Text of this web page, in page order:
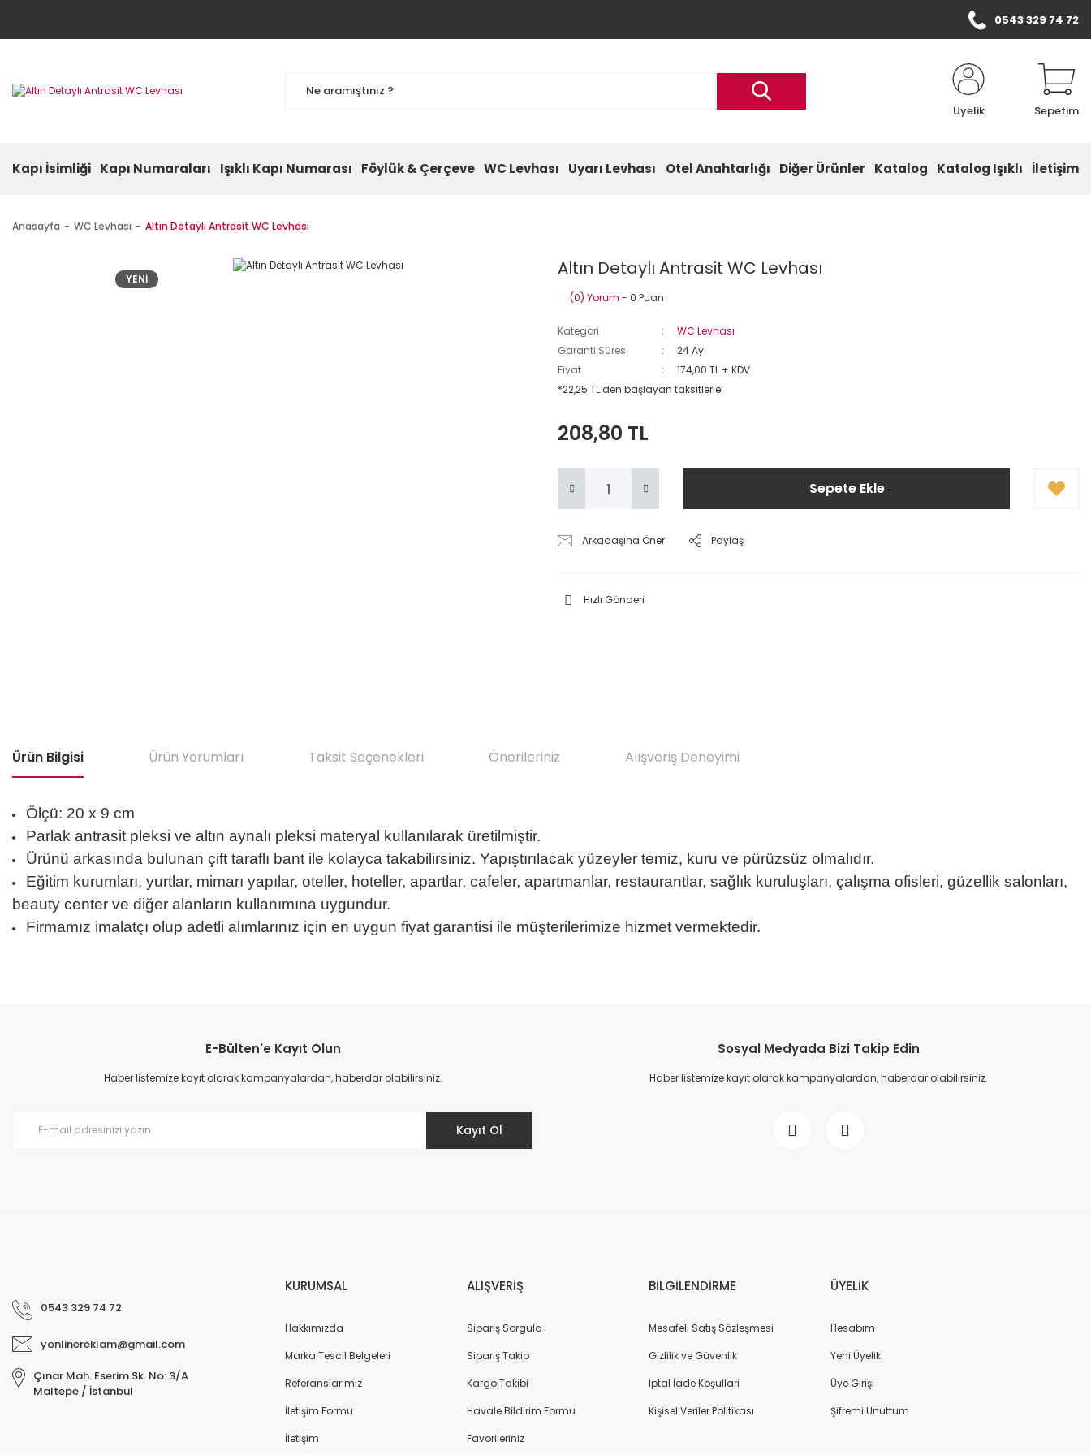
0543 329 74 72
Üyelik Sepetim
Kapı İsimliği Kapı Numaraları Işıklı Kapı Numarası Föylük & Çerçeve WC Levhası Uyarı Levhası Otel Anahtarlığı Diğer Ürünler Katalog Katalog Işıklı İletişim
Anasayfa WC Levhası Altın Detaylı Antrasit WC Levhası
YENİ Altın Detaylı Antrasit WC Levhası
(0) Yorum - 0 Puan
Kategori
WC Levhası
Garanti Süresi
24 Ay
Fiyat
174,00 TL + KDV
*22,25 TL den başlayan taksitlerle!
208,80 TL
Sepete Ekle
Arkadaşına Öner Paylaş
Hızlı Gönderi
Ürün Bilgisi Ürün Yorumları Taksit Seçenekleri Önerileriniz Alışveriş Deneyimi
Ölçü: 20 x 9 cm
Parlak antrasit pleksi ve altın aynalı pleksi materyal kullanılarak üretilmiştir.
Ürünü arkasında bulunan çift taraflı bant ile kolayca takabilirsiniz. Yapıştırılacak yüzeyler temiz, kuru ve pürüzsüz olmalıdır.
Eğitim kurumları, yurtlar, mimarı yapılar, oteller, hoteller, apartlar, cafeler, apartmanlar, restaurantlar, sağlık kuruluşları, çalışma ofisleri, güzellik salonları,
beauty center ve diğer alanların kullanımına uygundur.
Firmamız imalatçı olup adetli alımlarınız için en uygun fiyat garantisi ile müşterilerimize hizmet vermektedir.
Ürün resmi kalitesiz, bozuk veya görüntülenemiyor.
Ürün açıklamasında eksik bilgiler bulunuyor.
E-Bülten'e Kayıt Olun
Haber listemize kayıt olarak kampanyalardan, haberdar olabilirsiniz.
Kayıt Ol
Sosyal Medyada Bizi Takip Edin
Haber listemize kayıt olarak kampanyalardan, haberdar olabilirsiniz.
0543 329 74 72
yonlinereklam@gmail.com
Çınar Mah. Eserim Sk. No: 3/A
Maltepe / İstanbul
KURUMSAL
Hakkımızda
Marka Tescil Belgeleri
Referanslarımız
İletişim Formu
İletişim
ALIŞVERİŞ
Sipariş Sorgula
Sipariş Takip
Kargo Takibi
Havale Bildirim Formu
Favorileriniz
BİLGİLENDİRME
Mesafeli Satış Sözleşmesi
Gizlilik ve Güvenlik
İptal İade Koşullari
Kişisel Veriler Politikası
ÜYELİK
Hesabım
Yeni Üyelik
Üye Girişi
Şifremi Unuttum